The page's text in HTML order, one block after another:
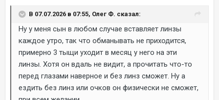
В 07.07.2026 в 07:55, Олег Ф. сказал:
Ну у меня сын в любом случае вставляет линзы
каждое утро, так что обманывать не приходится,
примерно 3 тыщи уходит в месяц у него на эти
линзы. Хотя он вдаль не видит, а прочитать что-то
перед глазами наверное и без линз сможет. Ну а
ездить без линз или очков он физически не сможет,